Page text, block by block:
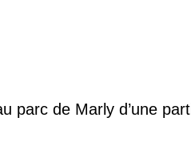
parc de Marly d’une